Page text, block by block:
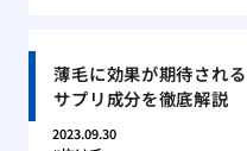
薄毛に効果が期待される
サプリ成分を徹底解説
2023.09.30